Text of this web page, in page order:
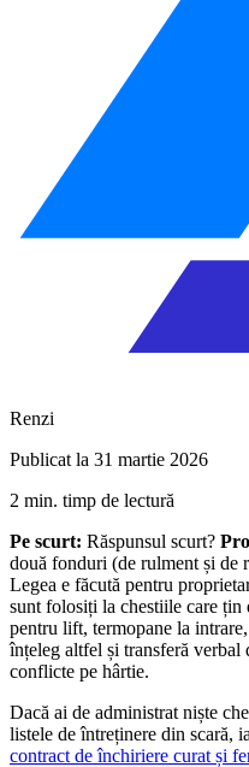
Renzi
Publicat la 31 martie 2026
2 min. timp de lectură
Pe scurt: Răspunsul scurt?
două fonduri (de rulment și de
Legea e făcută pentru
sunt folosiți la chestiile care țin
pentru lift, termopane la
înțeleg altfel și transferă verbal
conflicte pe hârtie.
Dacă ai de administrat niște
listele de întreținere din scară,
contract de închiriere curat și